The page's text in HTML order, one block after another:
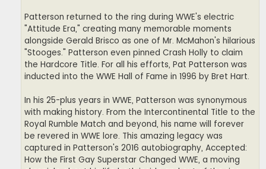
Patterson returned to the ring during WWE's electric
"Attitude Era," creating many memorable moments
alongside Gerald Brisco as one of Mr. McMahon's hilarious
"Stooges." Patterson even pinned Crash Holly to claim
the Hardcore Title. For all his efforts, Pat Patterson was
inducted into the WWE Hall of Fame in 1996 by Bret Hart.
In his 25-plus years in WWE, Patterson was synonymous
with making history. From the Intercontinental Title to the
Royal Rumble Match and beyond, his name will forever
be revered in WWE lore. This amazing legacy was
captured in Patterson's 2016 autobiography, Accepted:
How the First Gay Superstar Changed WWE, a moving